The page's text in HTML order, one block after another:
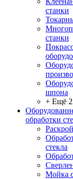
станки
станки
шпона
+ Ещё
обработки
стекла
Мойка